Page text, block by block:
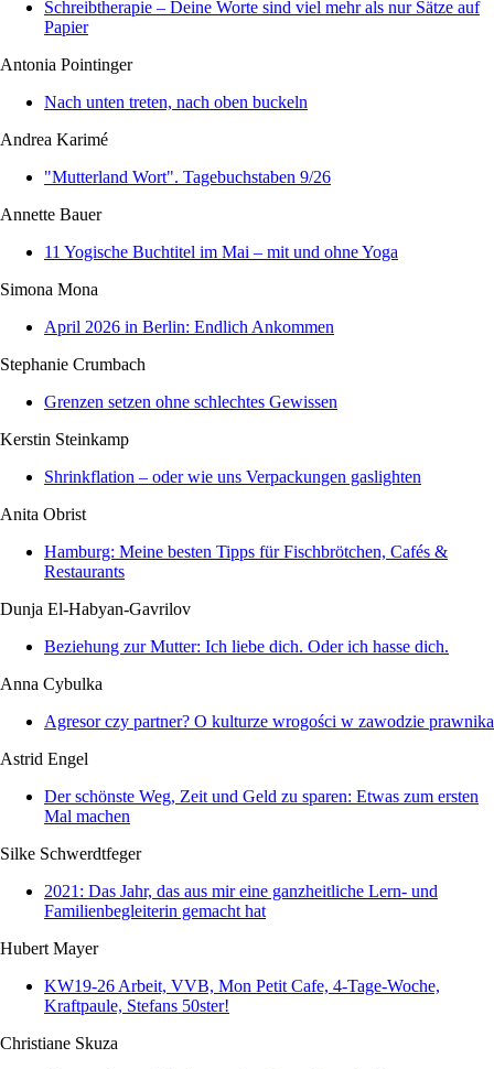
Schreibtherapie – Deine Worte sind viel mehr als nur Sätze auf
Papier
Antonia Pointinger
Nach unten treten, nach oben buckeln
Andrea Karimé
"Mutterland Wort". Tagebuchstaben 9/26
Annette Bauer
11 Yogische Buchtitel im Mai – mit und ohne Yoga
Simona Mona
April 2026 in Berlin: Endlich Ankommen
Stephanie Crumbach
Grenzen setzen ohne schlechtes Gewissen
Kerstin Steinkamp
Shrinkflation – oder wie uns Verpackungen gaslighten
Anita Obrist
Hamburg: Meine besten Tipps für Fischbrötchen, Cafés &
Restaurants
Dunja El-Habyan-Gavrilov
Beziehung zur Mutter: Ich liebe dich. Oder ich hasse dich.
Anna Cybulka
Agresor czy partner? O kulturze wrogości w zawodzie prawnika
Astrid Engel
Der schönste Weg, Zeit und Geld zu sparen: Etwas zum ersten
Mal machen
Silke Schwerdtfeger
2021: Das Jahr, das aus mir eine ganzheitliche Lern- und
Familienbegleiterin gemacht hat
Hubert Mayer
KW19-26 Arbeit, VVB, Mon Petit Cafe, 4-Tage-Woche,
Kraftpaule, Stefans 50ster!
Christiane Skuza